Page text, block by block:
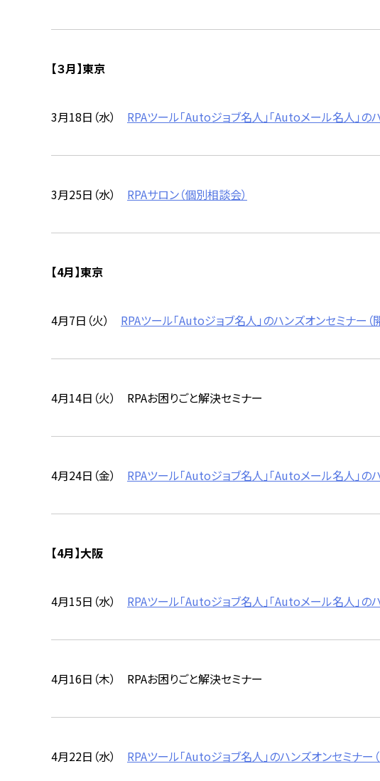
【３月】東京
3月18日（水） RPAツール「Autoジョブ名人」「Autoメール名人」の
3月25日（水） RPAサロン（個別相談会）
【4月】東京
4月7日（火） RPAツール「Autoジョブ名人」のハンズオンセミナー
4月14日（火） RPAお困りごと解決セミナー
4月24日（金） RPAツール「Autoジョブ名人」「Autoメール名人」の
【4月】大阪
4月15日（水） RPAツール「Autoジョブ名人」「Autoメール名人」
4月16日（木） RPAお困りごと解決セミナー
4月22日（水） RPAツール「Autoジョブ名人」のハンズオンセミナ